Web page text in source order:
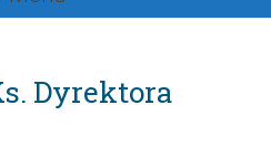
Dyrektora